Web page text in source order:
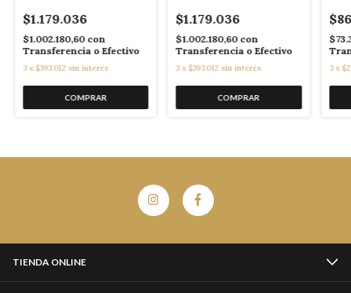
MALLORCA J8006
$1.179.036
$1.002.180,60 con
Transferencia o Efectivo
3 x $393.012 sin interés
$1.179.036
$1.002.180,60 con
Transferencia o Efectivo
3 x $393.012 sin interés 3 x
TIENDA ONLINE